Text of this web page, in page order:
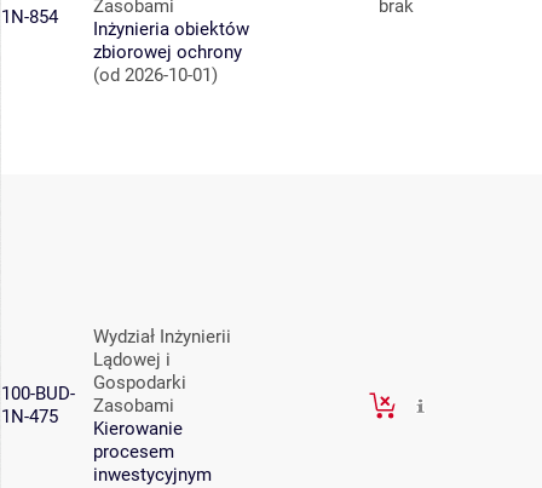
1N-854
Zasobami
Inżynieria obiektów
zbiorowej ochrony
(od 2026-10-01)
brak
100-BUD-
1N-475
Wydział Inżynierii
Lądowej i
Gospodarki
Zasobami
Kierowanie
procesem
inwestycyjnym